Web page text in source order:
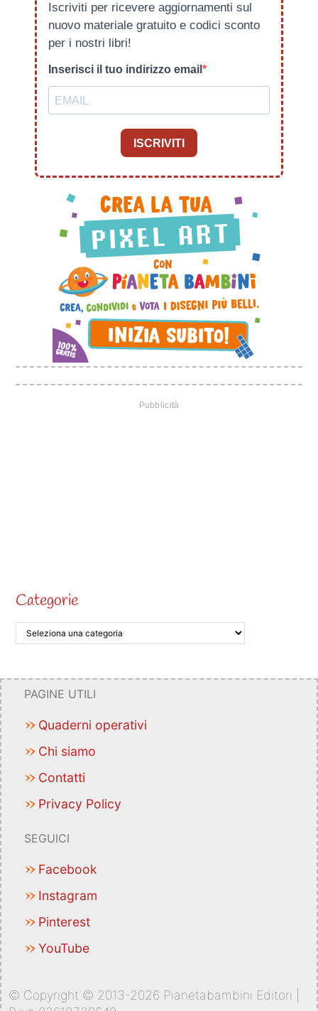
Iscriviti per ricevere aggiornamenti sul
nuovo materiale gratuito e codici sconto
per i nostri libri!
Inserisci il tuo indirizzo email
ISCRIVITI
Categorie
PAGINE UTILI
Quaderni operativi
Chi siamo
Contatti
Privacy Policy
SEGUICI
Facebook
Instagram
Pinterest
YouTube
© Copyright © 2013-2026 Pianetabambini Editori |